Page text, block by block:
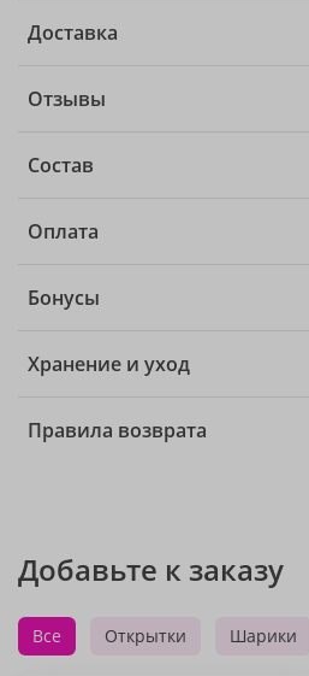
Доставка
Отзывы
Состав
Оплата
Бонусы
Хранение и уход
Правила возврата
Добавьте к заказу
Все Открытки Шарики